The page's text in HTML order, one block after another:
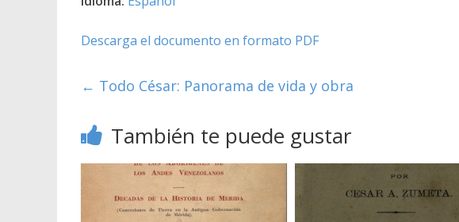
Descarga el documento en formato PDF
← Todo César: Panorama de vida y obra
También te puede gustar